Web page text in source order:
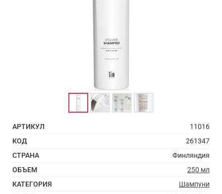
АРТИКУЛ
11016
КОД
261347
СТРАНА
Финляндия
ОБЪЕМ
250 мл
КАТЕГОРИЯ
Шампуни